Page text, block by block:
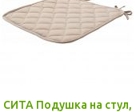
СИТА Подушка на стул,